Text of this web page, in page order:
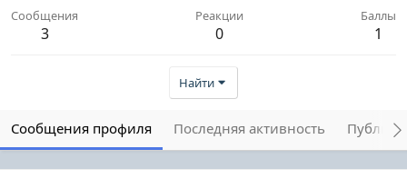
Сообщения
3
Реакции
0
Баллы
1
Найти
Сообщения профиля Последняя активность